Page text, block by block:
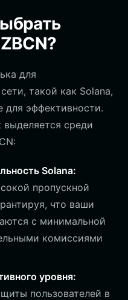
для
такой как Solana,
эффективности.
среди
Solana:
пропускной
что ваши
с минимальной
комиссиями
уровня:
пользователей в